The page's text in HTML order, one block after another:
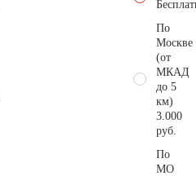
По
Москве
(от
МКАД
до 5
км)
3.000
руб.
По
МО